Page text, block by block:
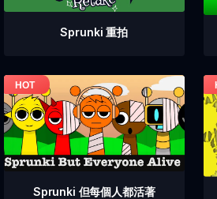
Sprunki 重拍
Sprunki 但每個人都活著